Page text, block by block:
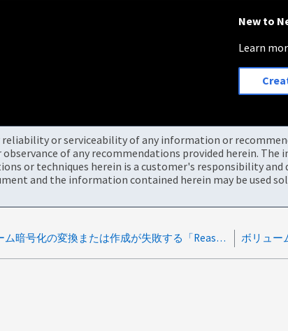
New to
Learn
or serviceability of any information or
of any recommendations provided herein.
or techniques herein is a customer's responsibility
and the information contained herein may be used
ボリューム暗号化の変換または作成が失敗する「Reason：Node failed to allocate encryption resources」